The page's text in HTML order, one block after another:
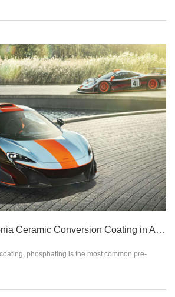
Application of Zirconia Ceramic Conversion Coating in Automobile Coating
phosphating is the most common pre-